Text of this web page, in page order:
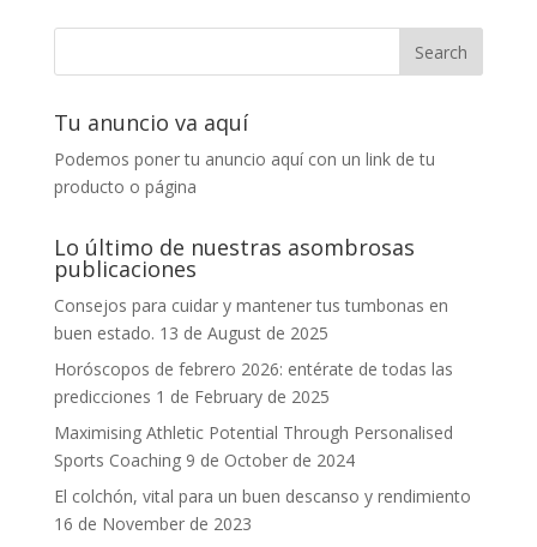
Tu anuncio va aquí
Podemos poner tu anuncio aquí con un link de tu
producto o página
Lo último de nuestras asombrosas
publicaciones
Consejos para cuidar y mantener tus tumbonas en
buen estado. 13 de August de 2025
Horóscopos de febrero 2026: entérate de todas las
predicciones 1 de February de 2025
Maximising Athletic Potential Through Personalised
Sports Coaching 9 de October de 2024
El colchón, vital para un buen descanso y rendimiento
16 de November de 2023